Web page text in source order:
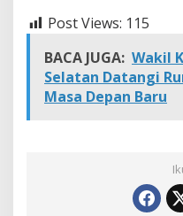
Post Views: 115
BACA JUGA: Wakil
Selatan Datangi
Masa Depan Baru